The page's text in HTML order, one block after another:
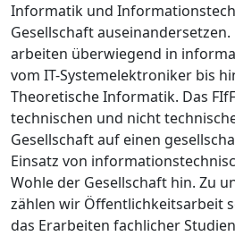
Informatik und
Gesellschaft
arbeiten überwiegend in
vom IT-Systemelektroniker bis
Theoretische Informatik. Das
technischen und nicht
Gesellschaft auf einen
Einsatz von
Wohle der Gesellschaft hin. Zu
zählen wir Öffentlichkeitsarbeit
das Erarbeiten fachlicher